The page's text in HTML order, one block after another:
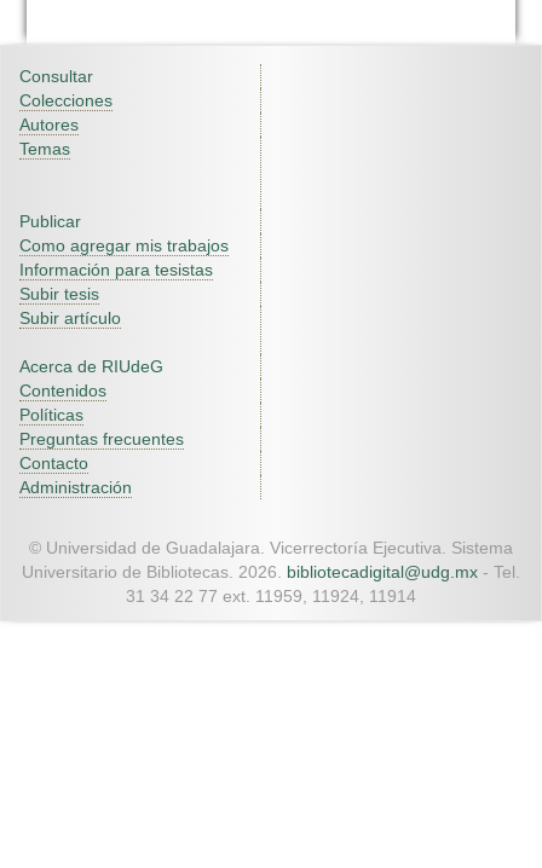
Consultar
Colecciones
Autores
Temas
Publicar
Como agregar mis trabajos
Información para tesistas
Subir tesis
Subir artículo
Acerca de RIUdeG
Contenidos
Políticas
Preguntas frecuentes
Contacto
Administración
© Universidad de Guadalajara. Vicerrectoría Ejecutiva. Sistema
Universitario de Bibliotecas. 2026. bibliotecadigital@udg.mx - Tel.
31 34 22 77 ext. 11959, 11924, 11914